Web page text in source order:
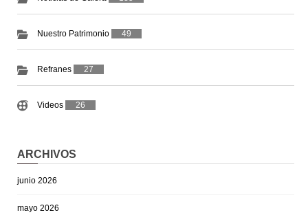
Nuestro Patrimonio 49
Refranes 27
Videos 26
ARCHIVOS
junio 2026
mayo 2026